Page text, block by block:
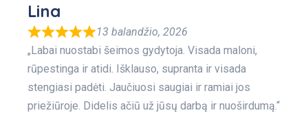
Lina
13 balandžio, 2026
„Labai nuostabi šeimos gydytoja. Visada maloni,
rūpestinga ir atidi. Išklauso, supranta ir visada
stengiasi padėti. Jaučiuosi saugiai ir ramiai jos
priežiūroje. Didelis ačiū už jūsų darbą ir nuoširdumą.“